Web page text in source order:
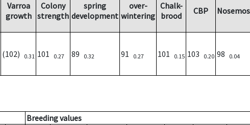
Varroa
growth
Colony
strength
spring
development
over-
wintering
Chalk-
brood
CBP
(102) 0.31 101 0.27 89 0.32 91 0.27 101 0.15 103 0.20 98 0.04
Breeding values